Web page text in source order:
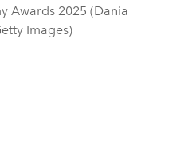
Awards 2025 (Dania
Images)